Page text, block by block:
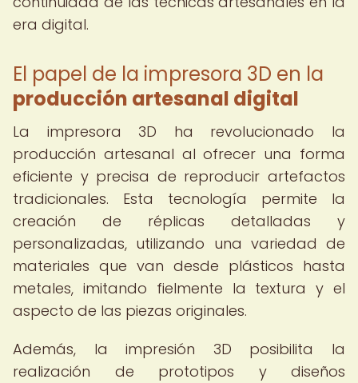
era digital.
El papel de la impresora 3D en la
producción artesanal digital
La impresora 3D ha revolucionado la
producción artesanal al ofrecer una forma
eficiente y precisa de reproducir artefactos
tradicionales. Esta tecnología permite la
creación de réplicas detalladas y
personalizadas, utilizando una variedad de
materiales que van desde plásticos hasta
metales, imitando fielmente la textura y el
aspecto de las piezas originales.
Además, la impresión 3D posibilita la
realización de prototipos y diseños